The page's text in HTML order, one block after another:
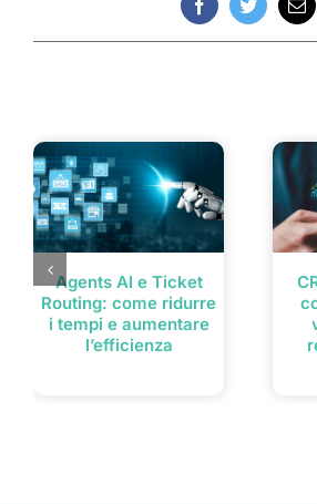
FacebookTwitter
Agents AI e Ticket
Routing: come ridurre
i tempi e aumentare
l’efficienza